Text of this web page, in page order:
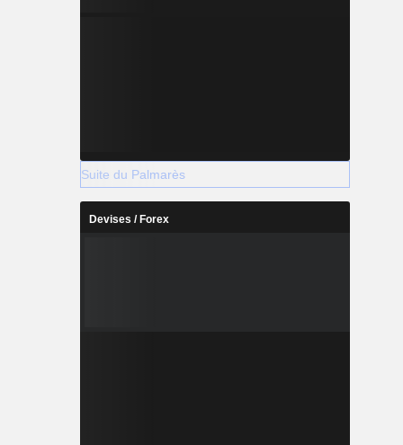
Suite du Palmarès
Devises / Forex